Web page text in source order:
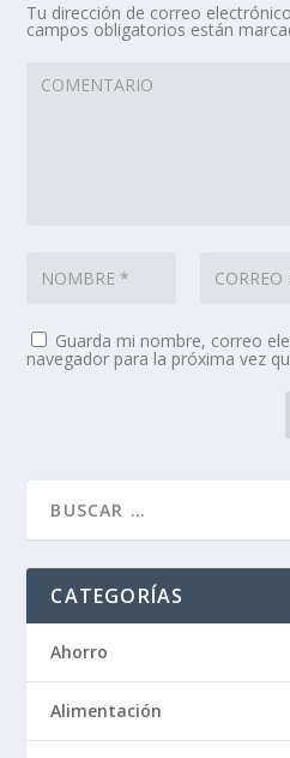
Tu dirección de correo
campos obligatorios están
Guarda mi nombre, correo
navegador para la próxima vez
CATEGORÍAS
Ahorro
Alimentación